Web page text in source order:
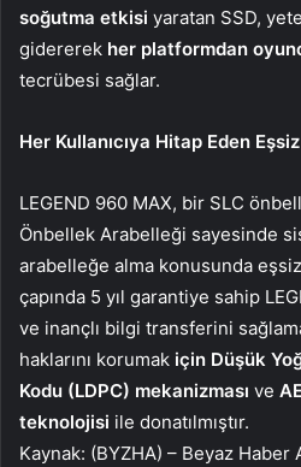
soğutma etkisi yaratan SSD,
gidererek her platformdan
tecrübesi sağlar.
Her Kullanıcıya Hitap Eden
LEGEND 960 MAX, bir SLC
Önbellek Arabelleği sayesinde
arabelleğe alma konusunda
çapında 5 yıl garantiye sahip
ve inançlı bilgi transferini
haklarını korumak için Düşük
Kodu (LDPC) mekanizması ve
teknolojisi ile donatılmıştır.
Kaynak: (BYZHA) – Beyaz Haber